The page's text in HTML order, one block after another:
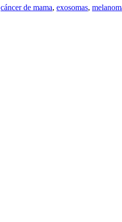
cáncer de mama, exosomas,